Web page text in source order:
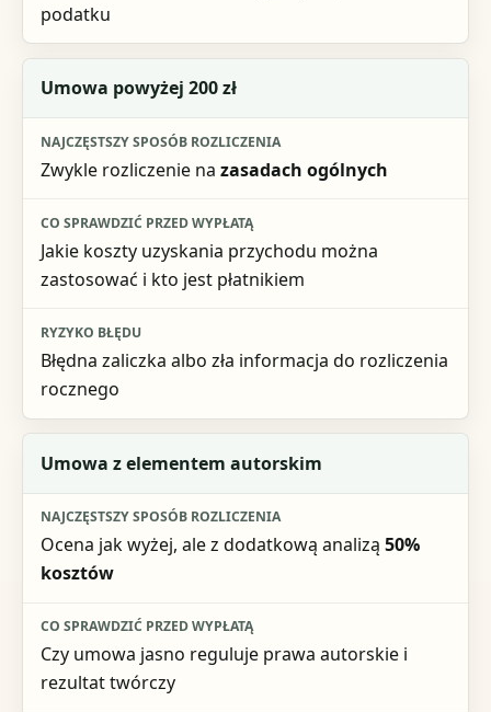
podatku
Umowa powyżej 200 zł
Zwykle rozliczenie na zasadach ogólnych
Jakie koszty uzyskania przychodu można
zastosować i kto jest płatnikiem
Błędna zaliczka albo zła informacja do rozliczenia
rocznego
Umowa z elementem autorskim
Ocena jak wyżej, ale z dodatkową analizą 50%
kosztów
Czy umowa jasno reguluje prawa autorskie i
rezultat twórczy